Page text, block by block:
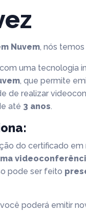
Nuvem, nós
uma tecnologia
, que permite
de realizar
até 3 anos.
do certificado
pode ser feito
poderá emitir